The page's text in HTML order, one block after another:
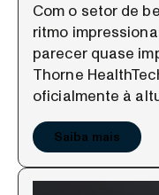
Com o setor de
ritmo
parecer quase
Thorne
oficialmente à
Saiba mais